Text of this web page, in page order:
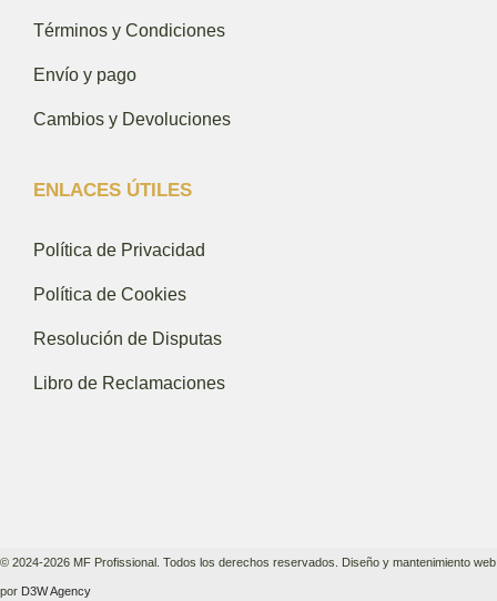
Términos y Condiciones
Envío y pago
Cambios y Devoluciones
ENLACES ÚTILES
Política de Privacidad
Política de Cookies
Resolución de Disputas
Libro de Reclamaciones
© 2024-2026 MF Profissional. Todos los derechos reservados. Diseño y mantenimiento web
por D3W Agency